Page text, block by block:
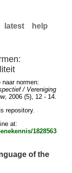
latest help
normen:
/ Vereniging
, 2006 (5), 12 - 14.
repository.
at:
1828563
of the